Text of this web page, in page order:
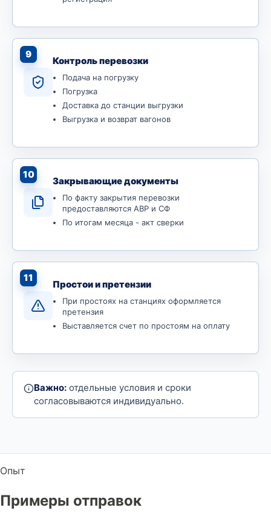
9
Контроль перевозки
Подача на погрузку
Погрузка
Доставка до станции выгрузки
Выгрузка и возврат вагонов
10
Закрывающие документы
По факту закрытия перевозки
предоставляются АВР и СФ
По итогам месяца - акт сверки
11
Простои и претензии
При простоях на станциях оформляется
претензия
Выставляется счет по простоям на оплату
Важно:отдельные условия и сроки
согласовываются индивидуально.
Опыт
Примеры отправок